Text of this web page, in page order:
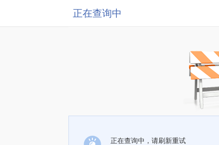
正在查询中
正在查询中，请刷新重试